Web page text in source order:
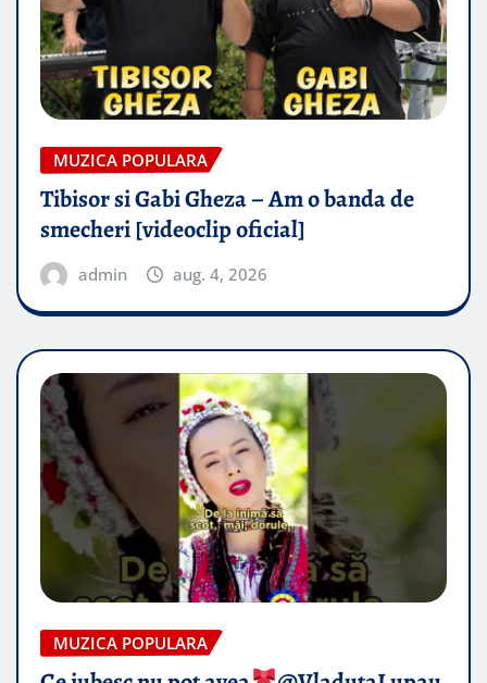
MUZICA POPULARA
Tibisor si Gabi Gheza – Am o banda de
smecheri [videoclip oficial]
admin aug. 4, 2026
MUZICA POPULARA